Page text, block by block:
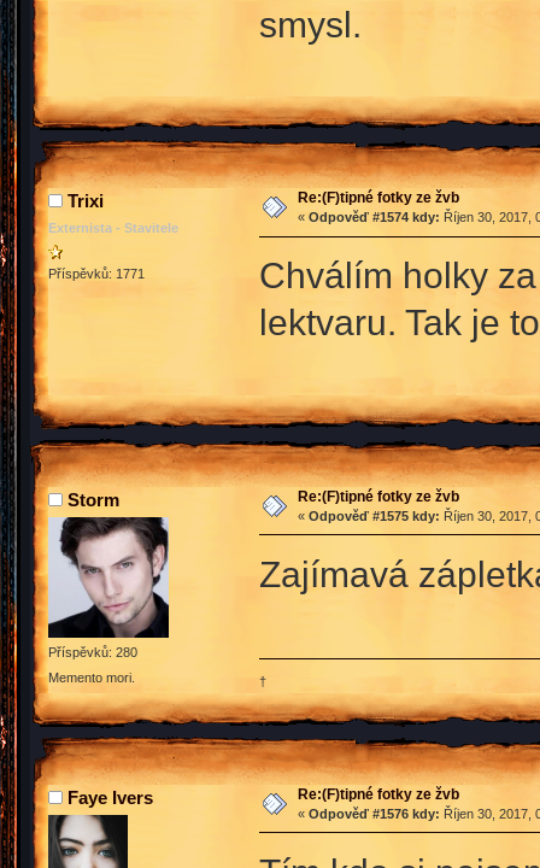
smysl.
Trixi
Externista - Stavitele
Příspěvků: 1771
Re:(F)tipné fotky ze žvb
« Odpověď #1574 kdy: Říjen 30, 2017,
Chválím holky
lektvaru. Tak je
Storm
Příspěvků: 280
Memento mori.
Re:(F)tipné fotky ze žvb
« Odpověď #1575 kdy: Říjen 30, 2017,
Zajímavá
†
Faye Ivers Re:(F)tipné fotky ze žvb
« Odpověď #1576 kdy: Říjen 30, 2017,